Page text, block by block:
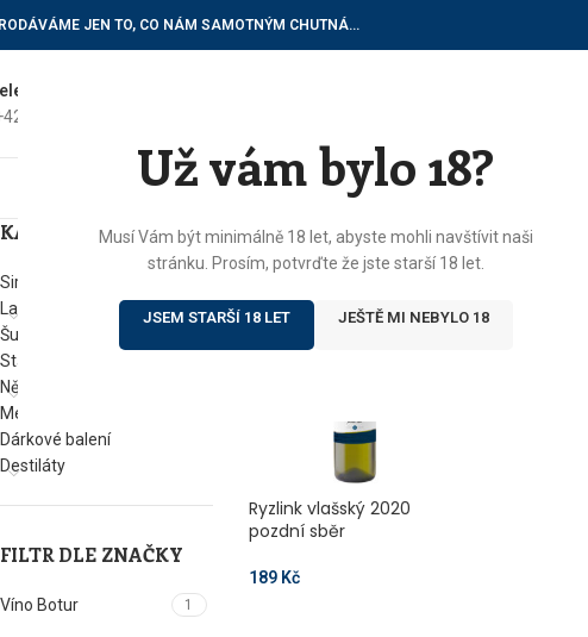
Už vám bylo 18?
Musí Vám být minimálně 18 let, abyste mohli navštívit naši
stránku. Prosím, potvrďte že jste starší 18 let.
JSEM STARŠÍ 18 LET JEŠTĚ MI NEBYLO 18
JEN TO, CO NÁM SAMOTNÝM CHUTNÁ…
do vinotéky
602 622 522
ÚVOD
KATEGORIE
Sirupy
Lahvové víno
Šumivá vína
Stáčená vína
Něco na zub
Med od Boturů
Dárkové balení
Destiláty
FILTR DLE ZNAČKY
Víno Botur 1
Domů/Produkty se štítkem „botritis“
Ryzlink vlašský 2020
pozdní sběr
189 Kč